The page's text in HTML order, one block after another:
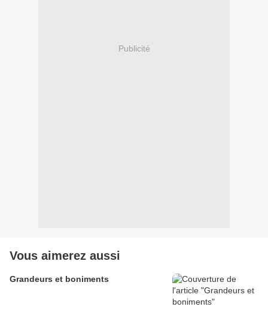
Publicité
Vous aimerez aussi
Grandeurs et boniments